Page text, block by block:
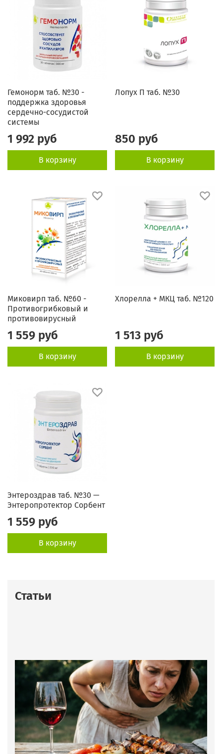
Гемонорм таб. №30 -
поддержка здоровья
сердечно-сосудистой
системы
1 992 руб
В корзину
Лопух П таб. №30
850 руб
В корзину
Миковирп таб. №60 -
Противогрибковый и
противовирусный
1 559 руб
В корзину
Хлорелла + МКЦ таб. №120
1 513 руб
В корзину
Энтероздрав таб. №30 —
Энтеропротектор Сорбент
1 559 руб
В корзину
Статьи